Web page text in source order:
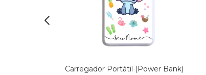
Carregador Portátil (Power Bank)